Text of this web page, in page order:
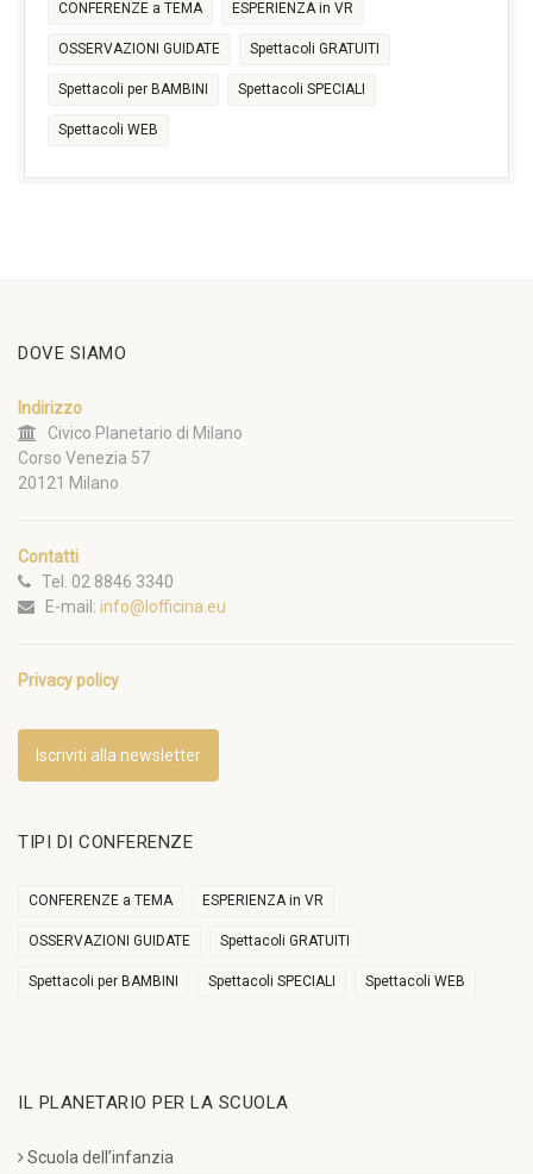
CONFERENZE a TEMA ESPERIENZA in VR
OSSERVAZIONI GUIDATE Spettacoli GRATUITI
Spettacoli per BAMBINI Spettacoli SPECIALI
Spettacoli WEB
DOVE SIAMO
Indirizzo
Civico Planetario di Milano
Corso Venezia 57
20121 Milano
Contatti
Tel. 02 8846 3340
E-mail: info@lofficina.eu
Privacy policy
Iscriviti alla newsletter
TIPI DI CONFERENZE
CONFERENZE a TEMA ESPERIENZA in VR
OSSERVAZIONI GUIDATE Spettacoli GRATUITI
Spettacoli per BAMBINI Spettacoli SPECIALI Spettacoli WEB
IL PLANETARIO PER LA SCUOLA
Scuola dell’infanzia